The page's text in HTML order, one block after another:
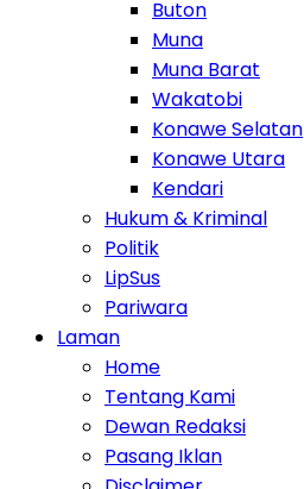
Buton
Muna
Muna Barat
Wakatobi
Konawe Selatan
Konawe Utara
Kendari
Hukum & Kriminal
Politik
LipSus
Pariwara
Laman
Home
Tentang Kami
Dewan Redaksi
Pasang Iklan